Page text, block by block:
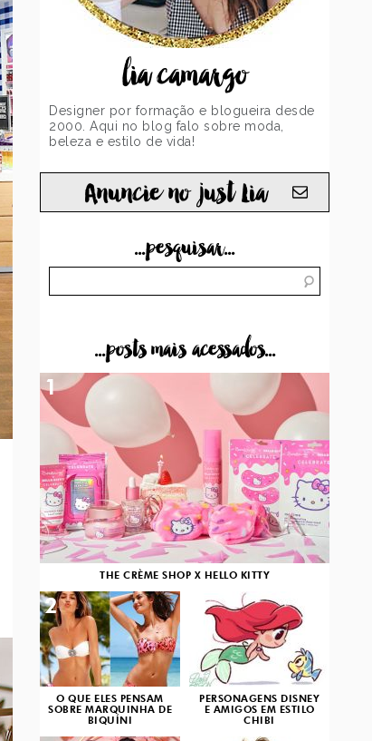
lia camargo
Designer por formação e blogueira desde
2000. Aqui no blog falo sobre moda,
beleza e estilo de vida!
Anuncie no just Lia
...pesquisar...
...posts mais acessados...
THE CRÈME SHOP X HELLO KITTY
1
O QUE ELES PENSAM
SOBRE MARQUINHA DE
BIQUÍNI
2
PERSONAGENS DISNEY
E AMIGOS EM ESTILO
CHIBI
3